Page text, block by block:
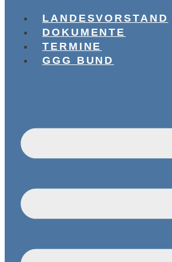
LANDESVORSTAND
DOKUMENTE
TERMINE
GGG BUND